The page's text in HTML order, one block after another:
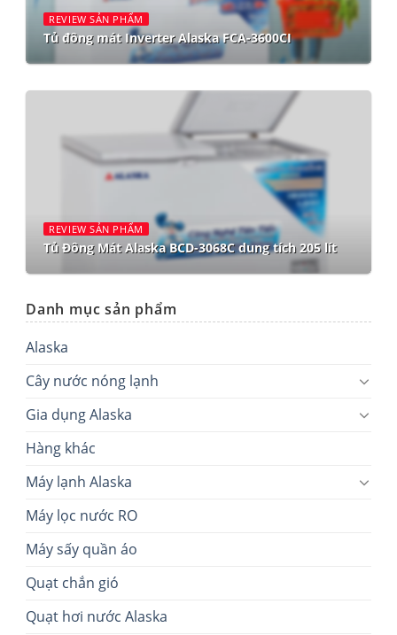
REVIEW SẢN PHẨM
Tủ đông mát Inverter Alaska FCA-3600CI
REVIEW SẢN PHẨM
Tủ Đông Mát Alaska BCD-3068C dung tích 205 lít
Danh mục sản phẩm
Alaska
Cây nước nóng lạnh
Gia dụng Alaska
Hàng khác
Máy lạnh Alaska
Máy lọc nước RO
Máy sấy quần áo
Quạt chắn gió
Quạt hơi nước Alaska